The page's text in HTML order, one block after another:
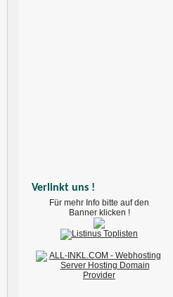
Verlinkt uns !
Für mehr Info bitte auf den
Banner klicken !